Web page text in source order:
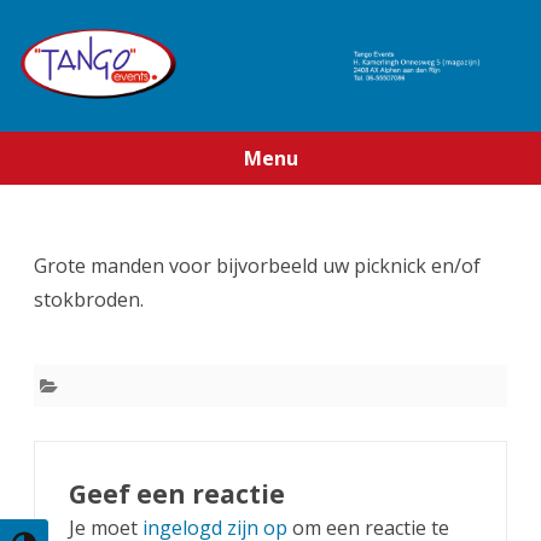
Menu
de
inhoud
Grote manden voor bijvorbeeld uw picknick en/of
stokbroden.
Geef een reactie
Je moet ingelogd zijn op om een reactie te